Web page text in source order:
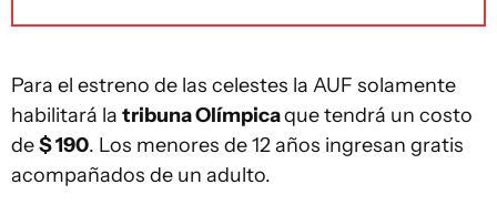
Para el estreno de las celestes la AUF solamente
habilitará la tribuna Olímpicaque tendrá un costo
de$ 190. Los menores de 12 años ingresan gratis
acompañados de un adulto.